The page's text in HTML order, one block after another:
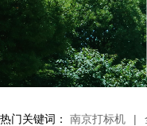
热门关键词： 南京打标机 |